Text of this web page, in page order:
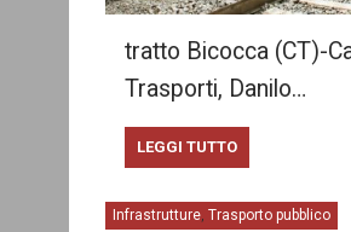
tratto Bicocca (CT)-
Trasporti, Danilo…
LEGGI TUTTO
Infrastrutture, Trasporto pubblico